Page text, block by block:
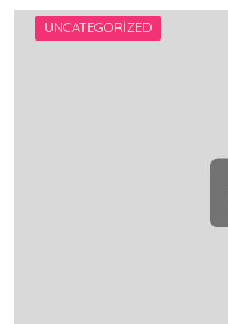
UNCATEGORIZED